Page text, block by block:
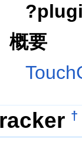
概要
†